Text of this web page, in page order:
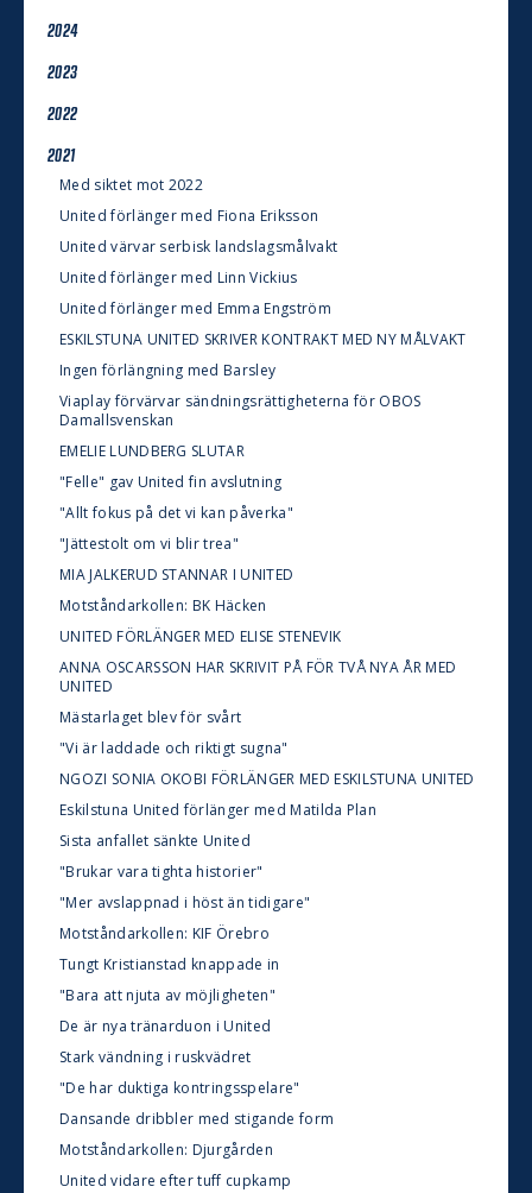
2024
2023
2022
2021
Med siktet mot 2022
United förlänger med Fiona Eriksson
United värvar serbisk landslagsmålvakt
United förlänger med Linn Vickius
United förlänger med Emma Engström
ESKILSTUNA UNITED SKRIVER KONTRAKT MED NY MÅLVAKT
Ingen förlängning med Barsley
Viaplay förvärvar sändningsrättigheterna för OBOS
Damallsvenskan
EMELIE LUNDBERG SLUTAR
"Felle" gav United fin avslutning
"Allt fokus på det vi kan påverka"
"Jättestolt om vi blir trea"
MIA JALKERUD STANNAR I UNITED
Motståndarkollen: BK Häcken
UNITED FÖRLÄNGER MED ELISE STENEVIK
ANNA OSCARSSON HAR SKRIVIT PÅ FÖR TVÅ NYA ÅR MED
UNITED
Mästarlaget blev för svårt
"Vi är laddade och riktigt sugna"
NGOZI SONIA OKOBI FÖRLÄNGER MED ESKILSTUNA UNITED
Eskilstuna United förlänger med Matilda Plan
Sista anfallet sänkte United
"Brukar vara tighta historier"
"Mer avslappnad i höst än tidigare"
Motståndarkollen: KIF Örebro
Tungt Kristianstad knappade in
"Bara att njuta av möjligheten"
De är nya tränarduon i United
Stark vändning i ruskvädret
"De har duktiga kontringsspelare"
Dansande dribbler med stigande form
Motståndarkollen: Djurgården
United vidare efter tuff cupkamp